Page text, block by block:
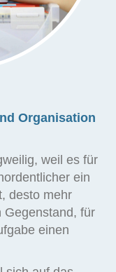
Organisation
weil es für
ein
desto mehr
Gegenstand, für
einen